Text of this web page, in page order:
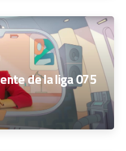
de la liga 075